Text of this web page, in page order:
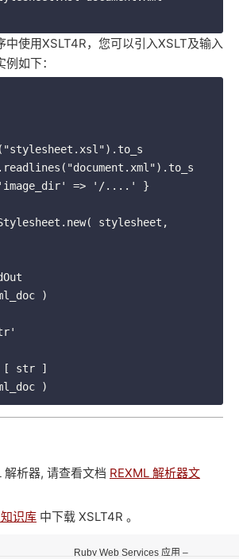
中使用XSLT4R，您可以引入XSLT及输入
如下：
'image_dir' => '/....' }
stylesheet,
)
[ str ]
解析器, 请查看文档 REXML 解析器文
识库 中下载 XSLT4R 。
Ruby Web Services 应用 –